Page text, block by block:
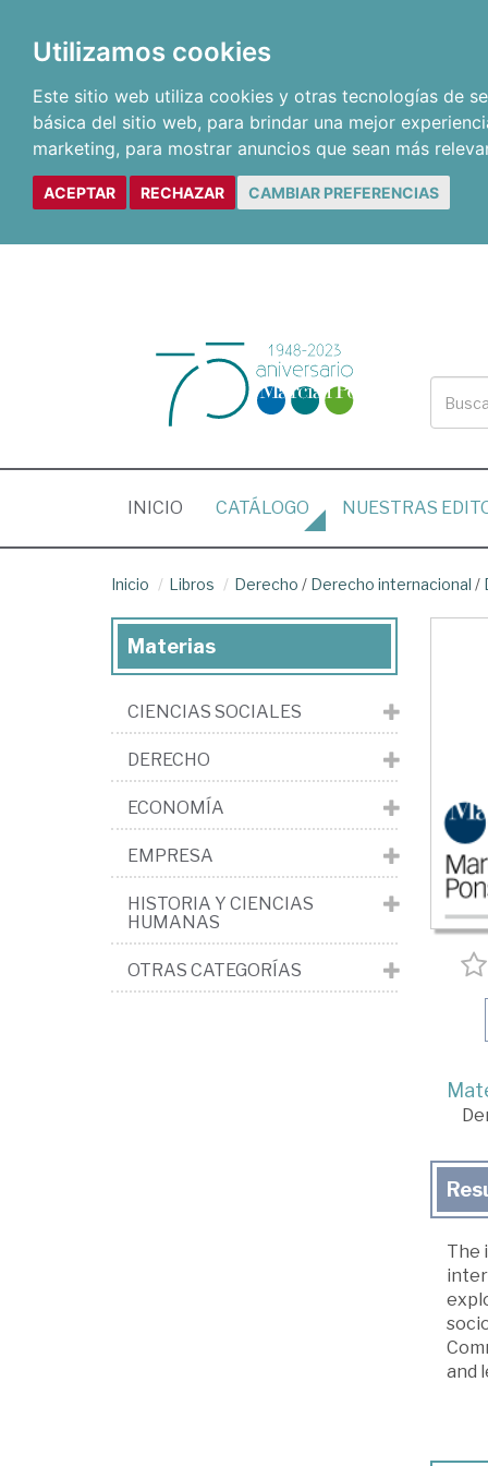
Utilizamos cookies
Este sitio web utiliza cookies y otras tecnologías de
básica del sitio web, para brindar una mejor
marketing, para mostrar anuncios que sean más
ACEPTAR RECHAZAR CAMBIAR PREFERENCIAS
INICIO (CURRENT)
CATÁLOGO NUESTRAS
Inicio Libros Derecho / Derecho internacional /
The
and
Materias
CIENCIAS SOCIALES
DERECHO
ECONOMÍA
EMPRESA
HISTORIA Y CIENCIAS
HUMANAS
OTRAS CATEGORÍAS